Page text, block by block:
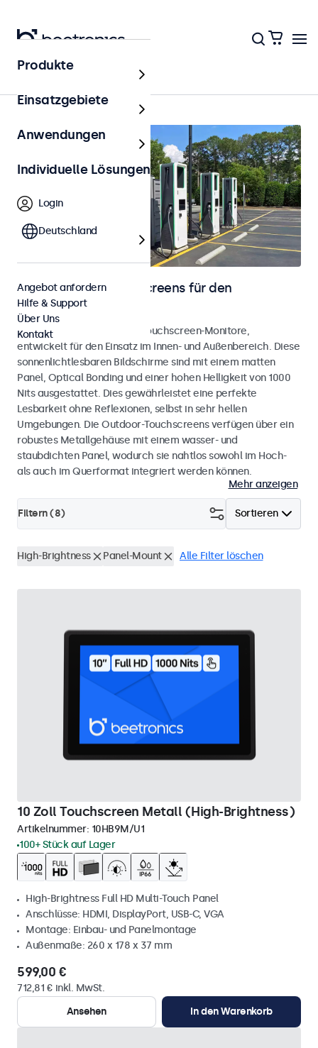
Startseite
Monitore und Touchscreens für den
Außenbereich
Wetterfeste Monitore und Touchscreen-Monitore,
entwickelt für den Einsatz im Innen- und Außenbereich. Diese
sonnenlichtlesbaren Bildschirme sind mit einem matten
Panel, Optical Bonding und einer hohen Helligkeit von 1000
Nits ausgestattet. Dies gewährleistet eine perfekte
Lesbarkeit ohne Reflexionen, selbst in sehr hellen
Umgebungen. Die Outdoor-Touchscreens verfügen über ein
robustes Metallgehäuse mit einem wasser- und
staubdichten Panel, wodurch sie nahtlos sowohl im Hoch-
als auch im Querformat integriert werden können.
Mehr anzeigen
Sortieren
Filtern (8)
High-Brightness Panel-Mount Alle Filter löschen
10 Zoll Touchscreen Metall (High-Brightness)
Artikelnummer: 10HB9M/U1
100+ Stück auf Lager
High-Brightness Full HD Multi-Touch Panel
Anschlüsse: HDMI, DisplayPort, USB-C, VGA
Montage: Einbau- und Panelmontage
Außenmaße: 260 x 178 x 37 mm
599,00 €
712,81 € inkl. MwSt.
Ansehen
In den Warenkorb
Produkte
Einsatzgebiete
Anwendungen
Individuelle Lösungen
Login
Deutschland
Angebot anfordern
Hilfe & Support
Über Uns
Kontakt